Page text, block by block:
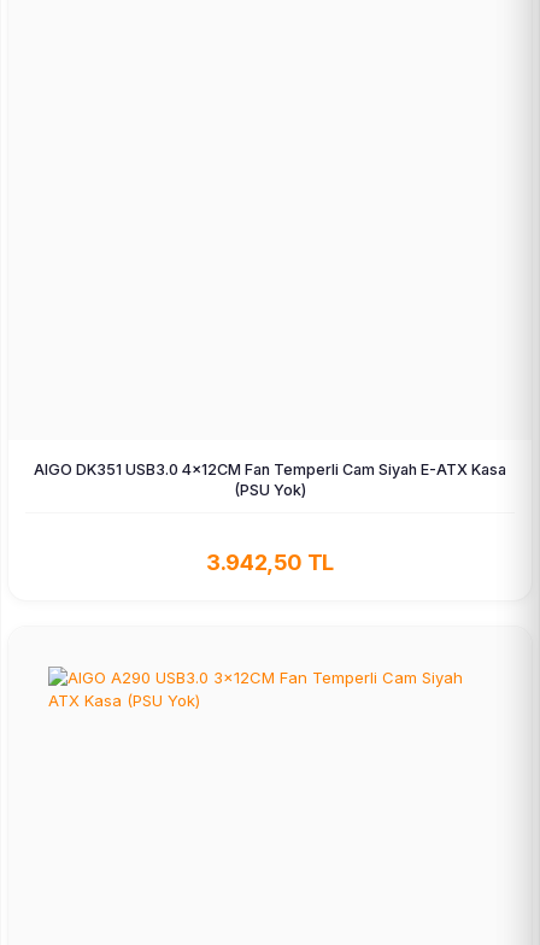
AIGO DK351 USB3.0 4×12CM Fan Temperli Cam Siyah E-ATX Kasa
(PSU Yok)
3.942,50 TL